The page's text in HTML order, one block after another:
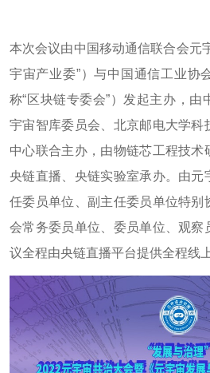
本次会议由中国移动通信联合会元
宇宙产业委”）与中国通信工业协
称“区块链专委会”）发起主办，由
宇宙智库委员会、北京邮电大学科
中心联合主办，由物链芯工程技术
央链直播、央链实验室承办。由元
任委员单位、副主任委员单位特别
会常务委员单位、委员单位、观察
议全程由央链直播平台提供全程线